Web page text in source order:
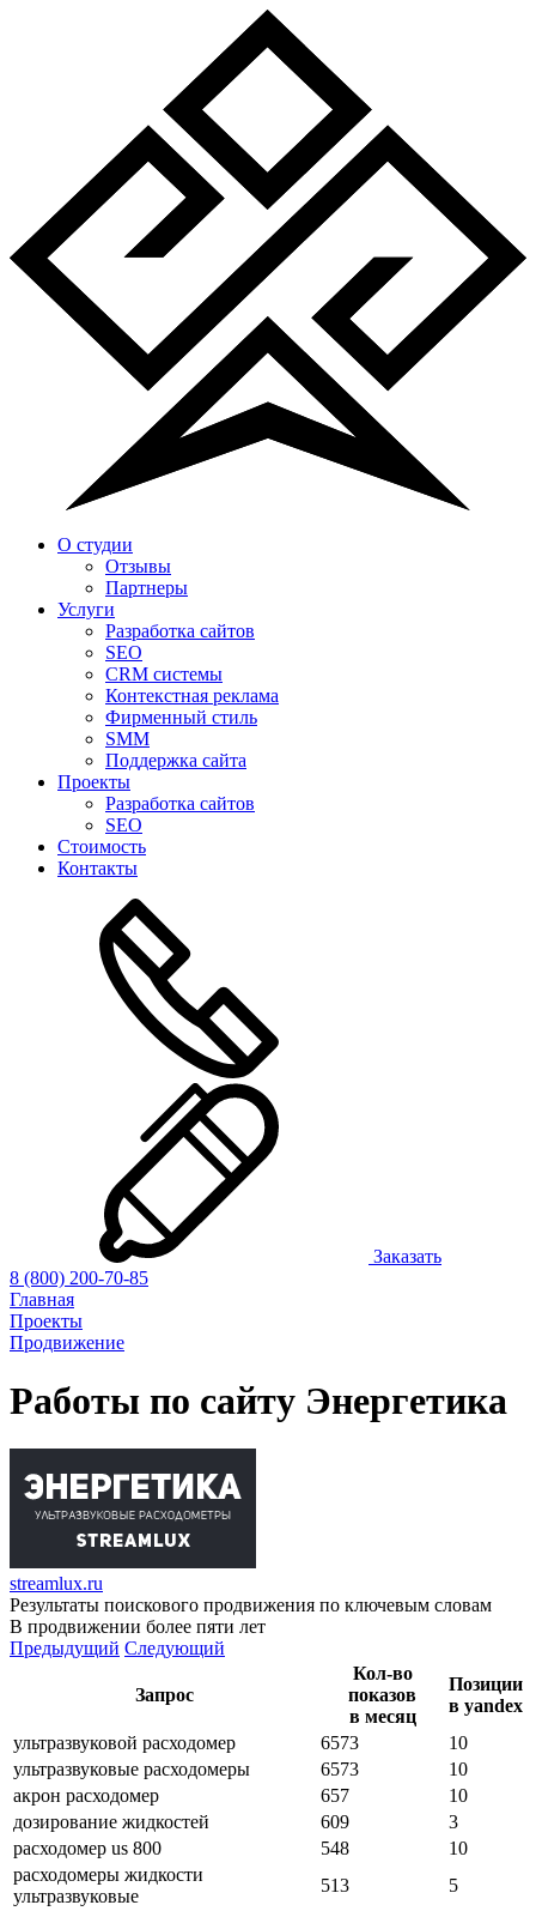
О студии
Отзывы
Партнеры
Услуги
Разработка сайтов
SEO
CRM системы
Контекстная реклама
Фирменный стиль
SMM
Поддержка сайта
Проекты
Разработка сайтов
SEO
Стоимость
Контакты
Заказать
8 (800) 200-70-85
Главная
Проекты
Продвижение
Работы по сайту Энергетика
streamlux.ru
Результаты поискового продвижения по ключевым словам
В продвижении более пяти лет
Предыдущий Следующий
Запрос
Кол-во
показов
в месяц
Позиции
в yandex
ультразвуковой расходомер
6573
10
ультразвуковые расходомеры
6573
10
акрон расходомер
657
10
дозирование жидкостей
609
3
расходомер us 800
548
10
расходомеры жидкости
ультразвуковые
513
5